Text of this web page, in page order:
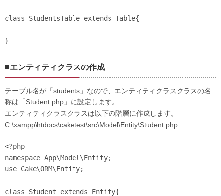
class StudentsTable extends Table{
}
■エンティティクラスの作成
テーブル名が「students」なので、エンティティクラスクラスの名
称は「Student.php」に設定します。
エンティティクラスクラスは以下の階層に作成します。
C:\xampp\htdocs\caketest\src\Model\Entity\Student.php
<?php
namespace App\Model\Entity;
use Cake\ORM\Entity;
class Student extends Entity{